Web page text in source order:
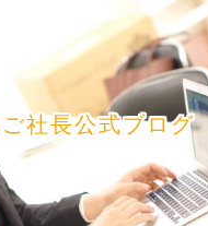
社長公式ブログ